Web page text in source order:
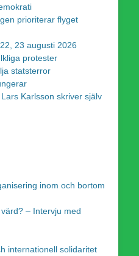
prioriterar flyget
23 augusti 2026
protester
statsterror
Karlsson skriver själv
inom och bortom
– Intervju med
internationell solidaritet